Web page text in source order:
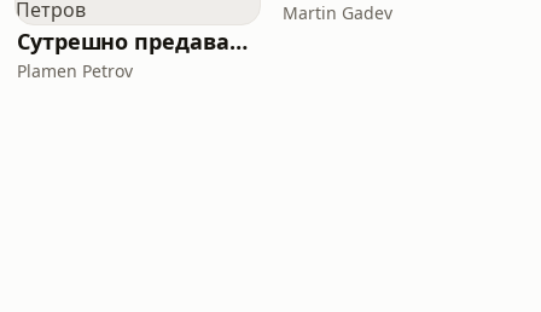
Сутрешно предаване за мениджъри с Пламен Петров
Plamen Petrov
Martin Gadev